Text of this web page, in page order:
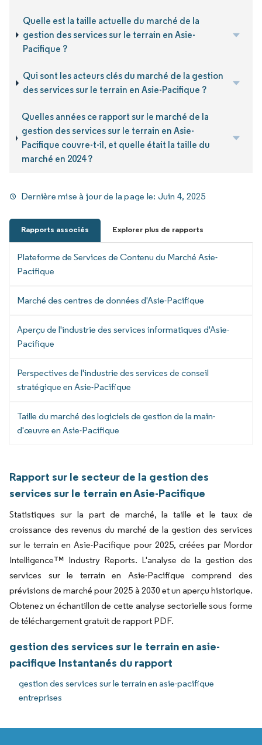
Quelle est la taille actuelle du marché de la
gestion des services sur le terrain en Asie-
Pacifique ?
Qui sont les acteurs clés du marché de la gestion
des services sur le terrain en Asie-Pacifique ?
Quelles années ce rapport sur le marché de la
gestion des services sur le terrain en Asie-
Pacifique couvre-t-il, et quelle était la taille du
marché en 2024 ?
Dernière mise à jour de la page le: Juin 4, 2025
Rapports associés Explorer plus de rapports
Plateforme de Services de Contenu du Marché Asie-
Pacifique
Marché des centres de données d'Asie-Pacifique
Aperçu de l'industrie des services informatiques d'Asie-
Pacifique
Perspectives de l'industrie des services de conseil
stratégique en Asie-Pacifique
Taille du marché des logiciels de gestion de la main-
d'œuvre en Asie-Pacifique
Rapport sur le secteur de la gestion des
services sur le terrain en Asie-Pacifique
Statistiques sur la part de marché, la taille et le taux de
croissance des revenus du marché de la gestion des services
sur le terrain en Asie-Pacifique pour 2025, créées par Mordor
Intelligence™ Industry Reports. L'analyse de la gestion des
services sur le terrain en Asie-Pacifique comprend des
prévisions de marché pour 2025 à 2030 et un aperçu historique.
Obtenez un échantillon de cette analyse sectorielle sous forme
de téléchargement gratuit de rapport PDF.
gestion des services sur le terrain en asie-
pacifique Instantanés du rapport
gestion des services sur le terrain en asie-pacifique
entreprises